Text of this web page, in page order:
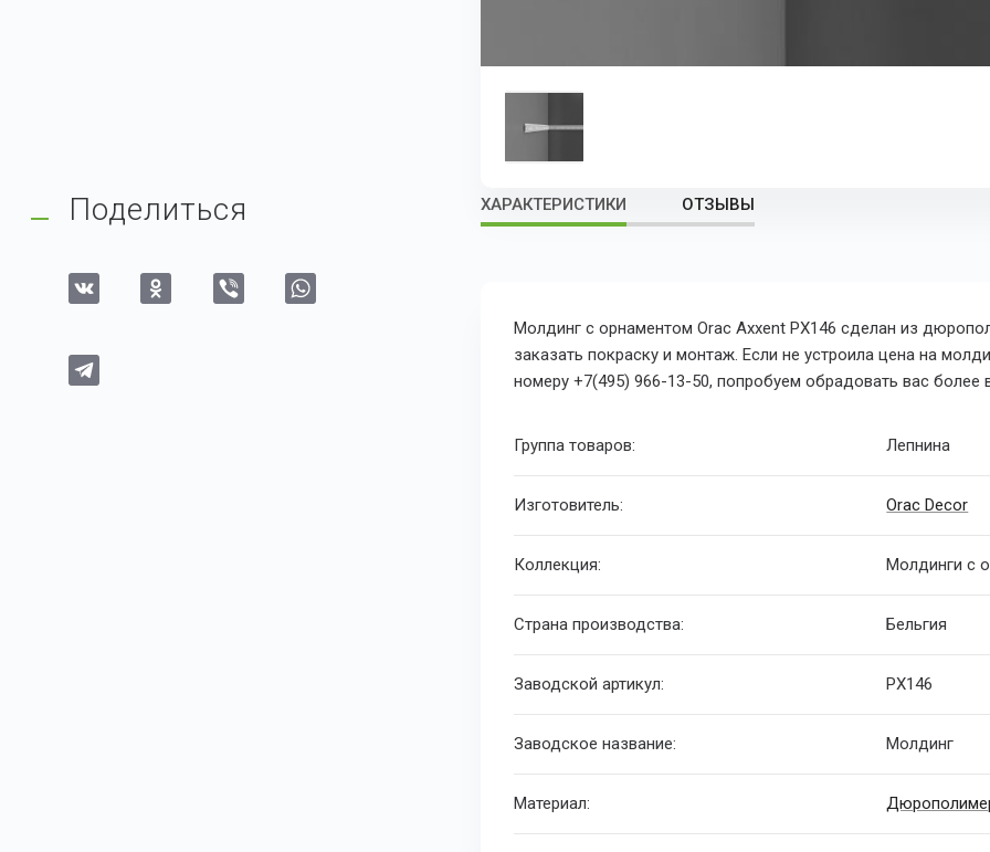
ХАРАКТЕРИСТИКИ ОТЗЫВЫ
Молдинг с орнаментом Orac Axxent PX146 сделан из
заказать покраску и монтаж. Если не устроила цена на
номеру +7(495) 966-13-50, попробуем обрадовать вас
Группа товаров: Лепнина
Изготовитель: Orac Decor
Коллекция: Молдинги с
Страна производства: Бельгия
Заводской артикул: PX146
Заводское название: Молдинг
Материал:
Поделиться